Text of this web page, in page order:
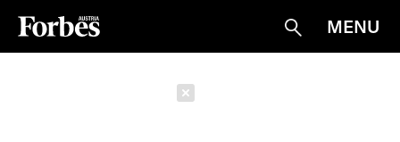
Suche
MENU